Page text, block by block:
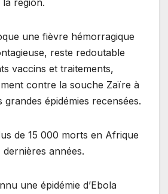
une fièvre hémorragique
reste redoutable
vaccins et traitements,
contre la souche Zaïre à
grandes épidémies recensées.
de 15 000 morts en Afrique
années.
une épidémie d’Ebola